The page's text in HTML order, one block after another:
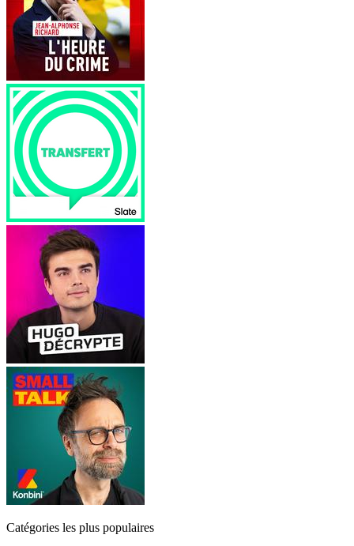
Catégories les plus populaires